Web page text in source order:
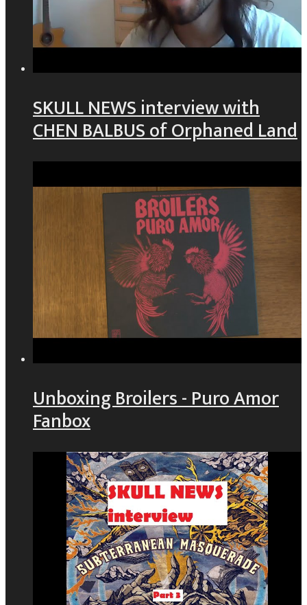
SKULL NEWS interview with
CHEN BALBUS of Orphaned Land
Unboxing Broilers - Puro Amor
Fanbox